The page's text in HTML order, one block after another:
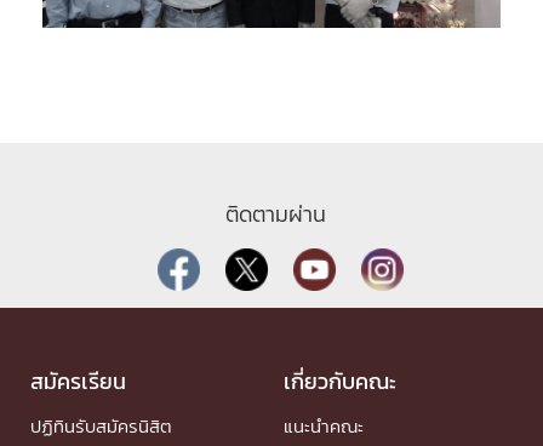
ติดตามผ่าน
สมัครเรียน
ปฏิทินรับสมัครนิสิต
เกี่ยวกับคณะ
แนะนำคณะ